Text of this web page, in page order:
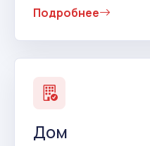
Подробнее
Дом